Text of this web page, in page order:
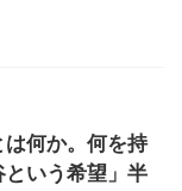
何か。何を持
いう希望」半